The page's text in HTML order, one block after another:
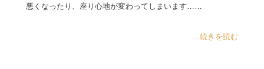
悪くなったり、座り心地が変わってしまいます……
...続きを読む